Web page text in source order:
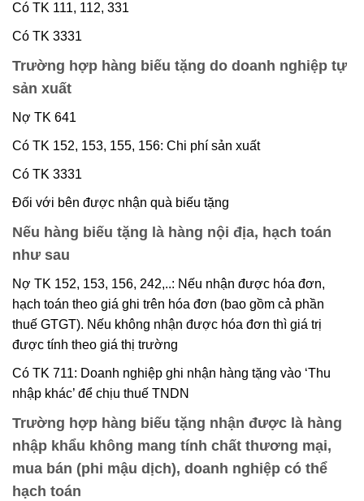
Có TK 111, 112, 331
Có TK 3331
Trường hợp hàng biếu tặng do doanh nghiệp tự
sản xuất
Nợ TK 641
Có TK 152, 153, 155, 156: Chi phí sản xuất
Có TK 3331
Đối với bên được nhận quà biếu tặng
Nếu hàng biếu tặng là hàng nội địa, hạch toán
như sau
Nợ TK 152, 153, 156, 242,..: Nếu nhận được hóa đơn,
hạch toán theo giá ghi trên hóa đơn (bao gồm cả phần
thuế GTGT). Nếu không nhận được hóa đơn thì giá trị
được tính theo giá thị trường
Có TK 711: Doanh nghiệp ghi nhận hàng tặng vào ‘Thu
nhập khác’ để chịu thuế TNDN
Trường hợp hàng biếu tặng nhận được là hàng
nhập khẩu không mang tính chất thương mại,
mua bán (phi mậu dịch), doanh nghiệp có thể
hạch toán